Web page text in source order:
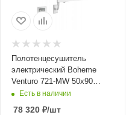
Полотенцесушитель
электрический Boheme
Venturo 721-MW 50х90
белый
Есть в наличии
78 320₽/шт